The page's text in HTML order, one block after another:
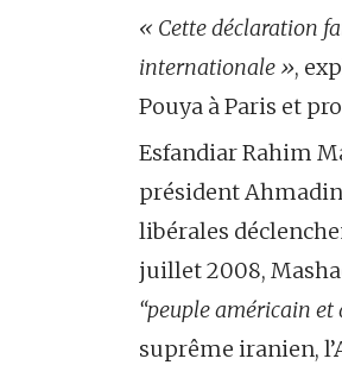
« Cette déclaration
internationale »,
Pouya à Paris et
Esfandiar Rahim
président
libérales
juillet 2008,
“peuple américain et
suprême iranien,